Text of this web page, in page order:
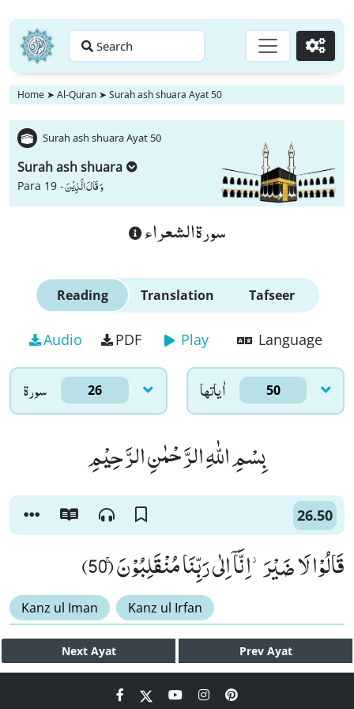
Search Go
Home ➤ Al-Quran ➤ Surah ash shuara Ayat 50
Surah ash shuara Ayat 50
Surah ash shuara
Para 19 -وَ قَالَ الَّذِیْنَ
سورة الشعراء
Reading Translation Tafseer
Audio PDF Play Language
سورۃ 26 اٰياتها 50
بِسْمِ اللّٰهِ الرَّحْمٰنِ الرَّحِیْمِ
26.50
قَالُوْا لَا ضَیْرَ٘-اِنَّاۤ اِلٰى رَبِّنَا مُنْقَلِبُوْنَۚ (50)
Kanz ul Iman Kanz ul Irfan
Next Ayat Prev Ayat